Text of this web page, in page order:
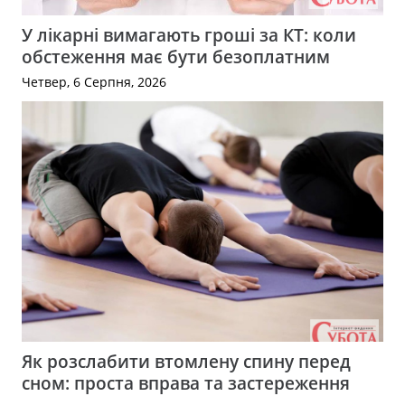
У лікарні вимагають гроші за КТ: коли
обстеження має бути безоплатним
Четвер, 6 Серпня, 2026
Як розслабити втомлену спину перед
сном: проста вправа та застереження